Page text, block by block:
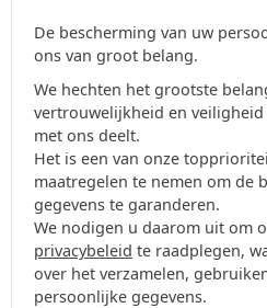
De bescherming van uw
ons van groot belang.
We hechten het grootste
vertrouwelijkheid en
met ons deelt.
Het is een van onze
maatregelen te nemen om de
gegevens te garanderen.
We nodigen u daarom uit om
privacybeleid te raadplegen,
over het verzamelen,
persoonlijke gegevens.